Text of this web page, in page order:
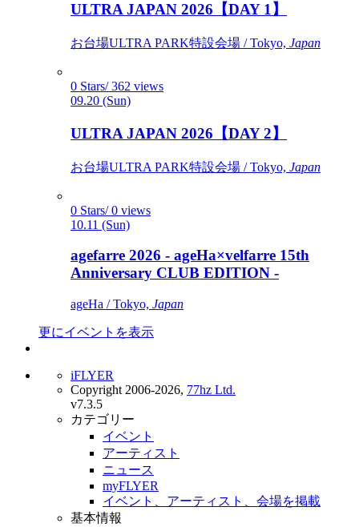
ULTRA JAPAN 2026【DAY 1】
お台場ULTRA PARK特設会場 / Tokyo, Japan
0 Stars/ 362 views
09.20 (Sun)
ULTRA JAPAN 2026【DAY 2】
お台場ULTRA PARK特設会場 / Tokyo, Japan
0 Stars/ 0 views
10.11 (Sun)
agefarre 2026 - ageHa×velfarre 15th
Anniversary CLUB EDITION -
ageHa / Tokyo, Japan
更にイベントを表示
iFLYER
Copyright 2006-2026, 77hz Ltd.
v7.3.5
カテゴリー
イベント
アーティスト
ニュース
myFLYER
イベント、アーティスト、会場を掲載
基本情報